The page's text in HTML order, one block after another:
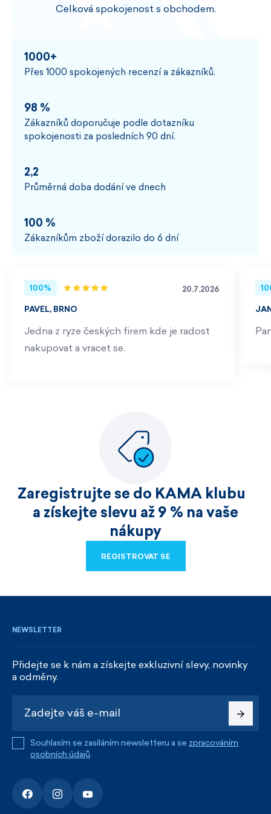
Celková spokojenost s obchodem.
1000+
Přes 1000 spokojených recenzí a zákazníků.
98 %
Zákazníků doporučuje podle dotazníku
spokojenosti za posledních 90 dní.
2,2
Průměrná doba dodání ve dnech
100 %
Zákazníkům zboží dorazilo do 6 dní
100% 20.7.2026
PAVEL, BRNO
Jedna z ryze českých firem kde je radost
nakupovat a vracet se.
Zaregistrujte se do KAMA klubu
a získejte slevu až 9 % na vaše
nákupy
REGISTROVAT SE
NEWSLETTER
Přidejte se k nám a získejte exkluzivní slevy, novinky
a odměny.
Souhlasím se zasíláním newsletteru a se zpracováním
osobních údajů.